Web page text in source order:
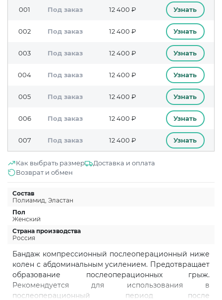
001 Под заказ 12 400 ₽ Узнать
002 Под заказ 12 400 ₽ Узнать
003 Под заказ 12 400 ₽ Узнать
004 Под заказ 12 400 ₽ Узнать
005 Под заказ 12 400 ₽ Узнать
006 Под заказ 12 400 ₽ Узнать
007 Под заказ 12 400 ₽ Узнать
Как выбрать размер
Доставка и оплата
Возврат и обмен
Состав
Полиамид, Эластан
Пол
Женский
Страна производства
Россия
Бандаж компрессионный послеоперационный ниже
колен с абдоминальным усилением. Предотвращает
образование послеоперационных грыж.
Рекомендуется для использования в
послеоперационный период после